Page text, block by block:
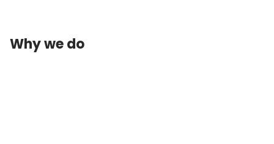
Why we do